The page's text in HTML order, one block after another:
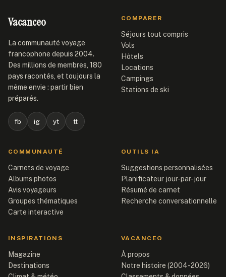
Vacanceo
La communauté voyage
francophone depuis 2004.
Des millions de membres, 180
pays racontés, et toujours la
même envie : partir bien
préparés.
fb ig yt tt
COMPARER
Séjours tout compris
Vols
Hôtels
Locations
Campings
Stations de ski
COMMUNAUTÉ
Carnets de voyage
Albums photos
Avis voyageurs
Groupes thématiques
Carte interactive
OUTILS IA
Suggestions personnalisées
Planificateur jour-par-jour
Résumé de carnet
Recherche conversationnelle
INSPIRATIONS
Magazine
Destinations
VACANCEO
À propos
Notre histoire (2004-2026)